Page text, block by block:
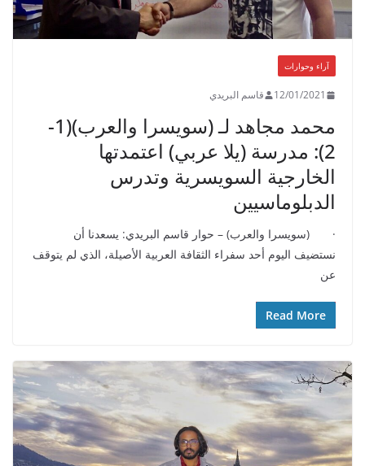
آراء وحوارات
12/01/2021 قاسم البريدي
محمد مجاهد لـ (سويسرا والعرب)(1-
2): مدرسة (يلا عربي) اعتمدتها
الخارجية السويسرية وتدرس
الدبلوماسيين
· (سويسرا والعرب) – حوار قاسم البريدي: يسعدنا أن
نستضيف اليوم أحد سفراء الثقافة العربية الأصيلة، الذي لم يتوقف
عن
Read More